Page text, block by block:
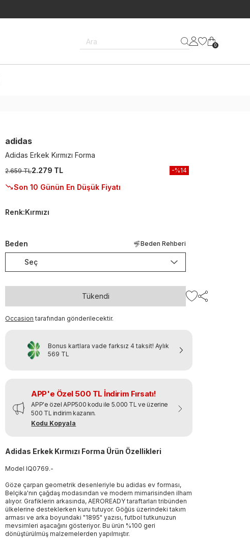
Ara 0
adidas
Adidas Erkek Kırmızı Forma
2.659 TL2.279 TL -%14
Son 10 Günün En Düşük Fiyatı
Renk:Kırmızı
Beden Beden Rehberi
Seç
Tükendi
Occasion tarafından gönderilecektir.
Bonus kartlara vade farksız 4 taksit! Aylık
569 TL
APP'e Özel 500 TL İndirim Fırsatı!
APP'e özel APP500 kodu ile 5.000 TL ve üzerine
500 TL indirim kazanın.
Kodu Kopyala
Adidas Erkek Kırmızı Forma Ürün Özellikleri
ModelIQ0769.-
Göze çarpan geometrik desenleriyle bu adidas ev forması,
Belçika'nın çağdaş modasından ve modern mimarisinden ilham
alıyor. Grafiklerin arkasında, AEROREADY taraftarları tribünden
ülkelerine desteklerken kuru tutuyor. Göğüs üzerindeki takım
arması ve arka boyundaki "1895" yazısı, futbol tutkunuzun
mevsimleri aşacağını gösteriyor. Bu ürün %100 geri
dönüştürülmüş malzemelerden yapılmıştır.